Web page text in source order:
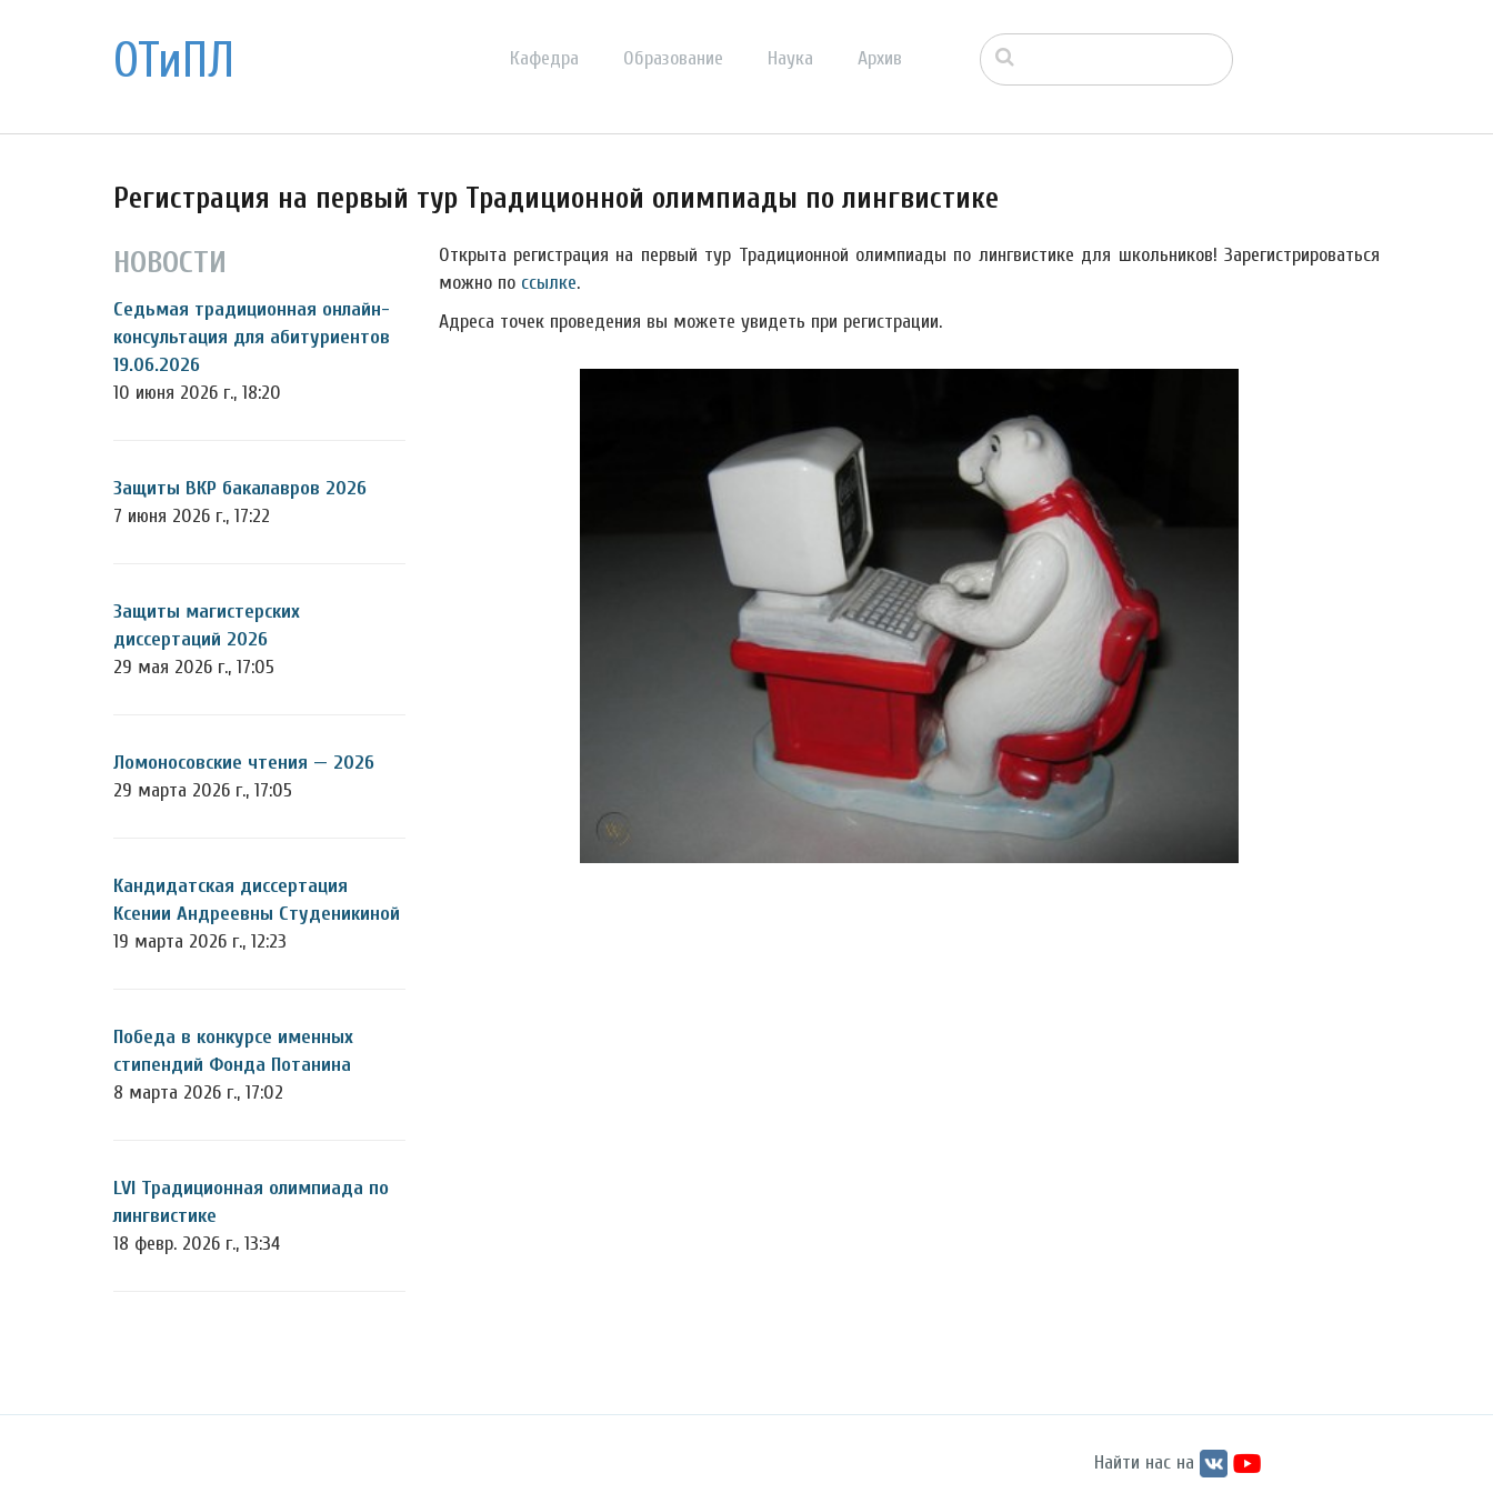
ОТиПЛ Кафедра Образование Наука Архив
Регистрация на первый тур Традиционной олимпиады по лингвистике
НОВОСТИ
Седьмая традиционная онлайн-
консультация для абитуриентов
19.06.2026
10 июня 2026 г., 18:20
Защиты ВКР бакалавров 2026
7 июня 2026 г., 17:22
Защиты магистерских
диссертаций 2026
29 мая 2026 г., 17:05
Ломоносовские чтения — 2026
29 марта 2026 г., 17:05
Кандидатская диссертация
Ксении Андреевны Студеникиной
19 марта 2026 г., 12:23
Победа в конкурсе именных
стипендий Фонда Потанина
8 марта 2026 г., 17:02
LVI Традиционная олимпиада по
лингвистике
18 февр. 2026 г., 13:34
Открыта регистрация на первый тур Традиционной олимпиады по лингвистике для школьников! Зарегистрироваться
можно по ссылке.
Адреса точек проведения вы можете увидеть при регистрации.
Найти нас на